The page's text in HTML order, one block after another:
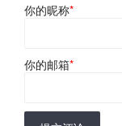
你的昵称*
你的邮箱*